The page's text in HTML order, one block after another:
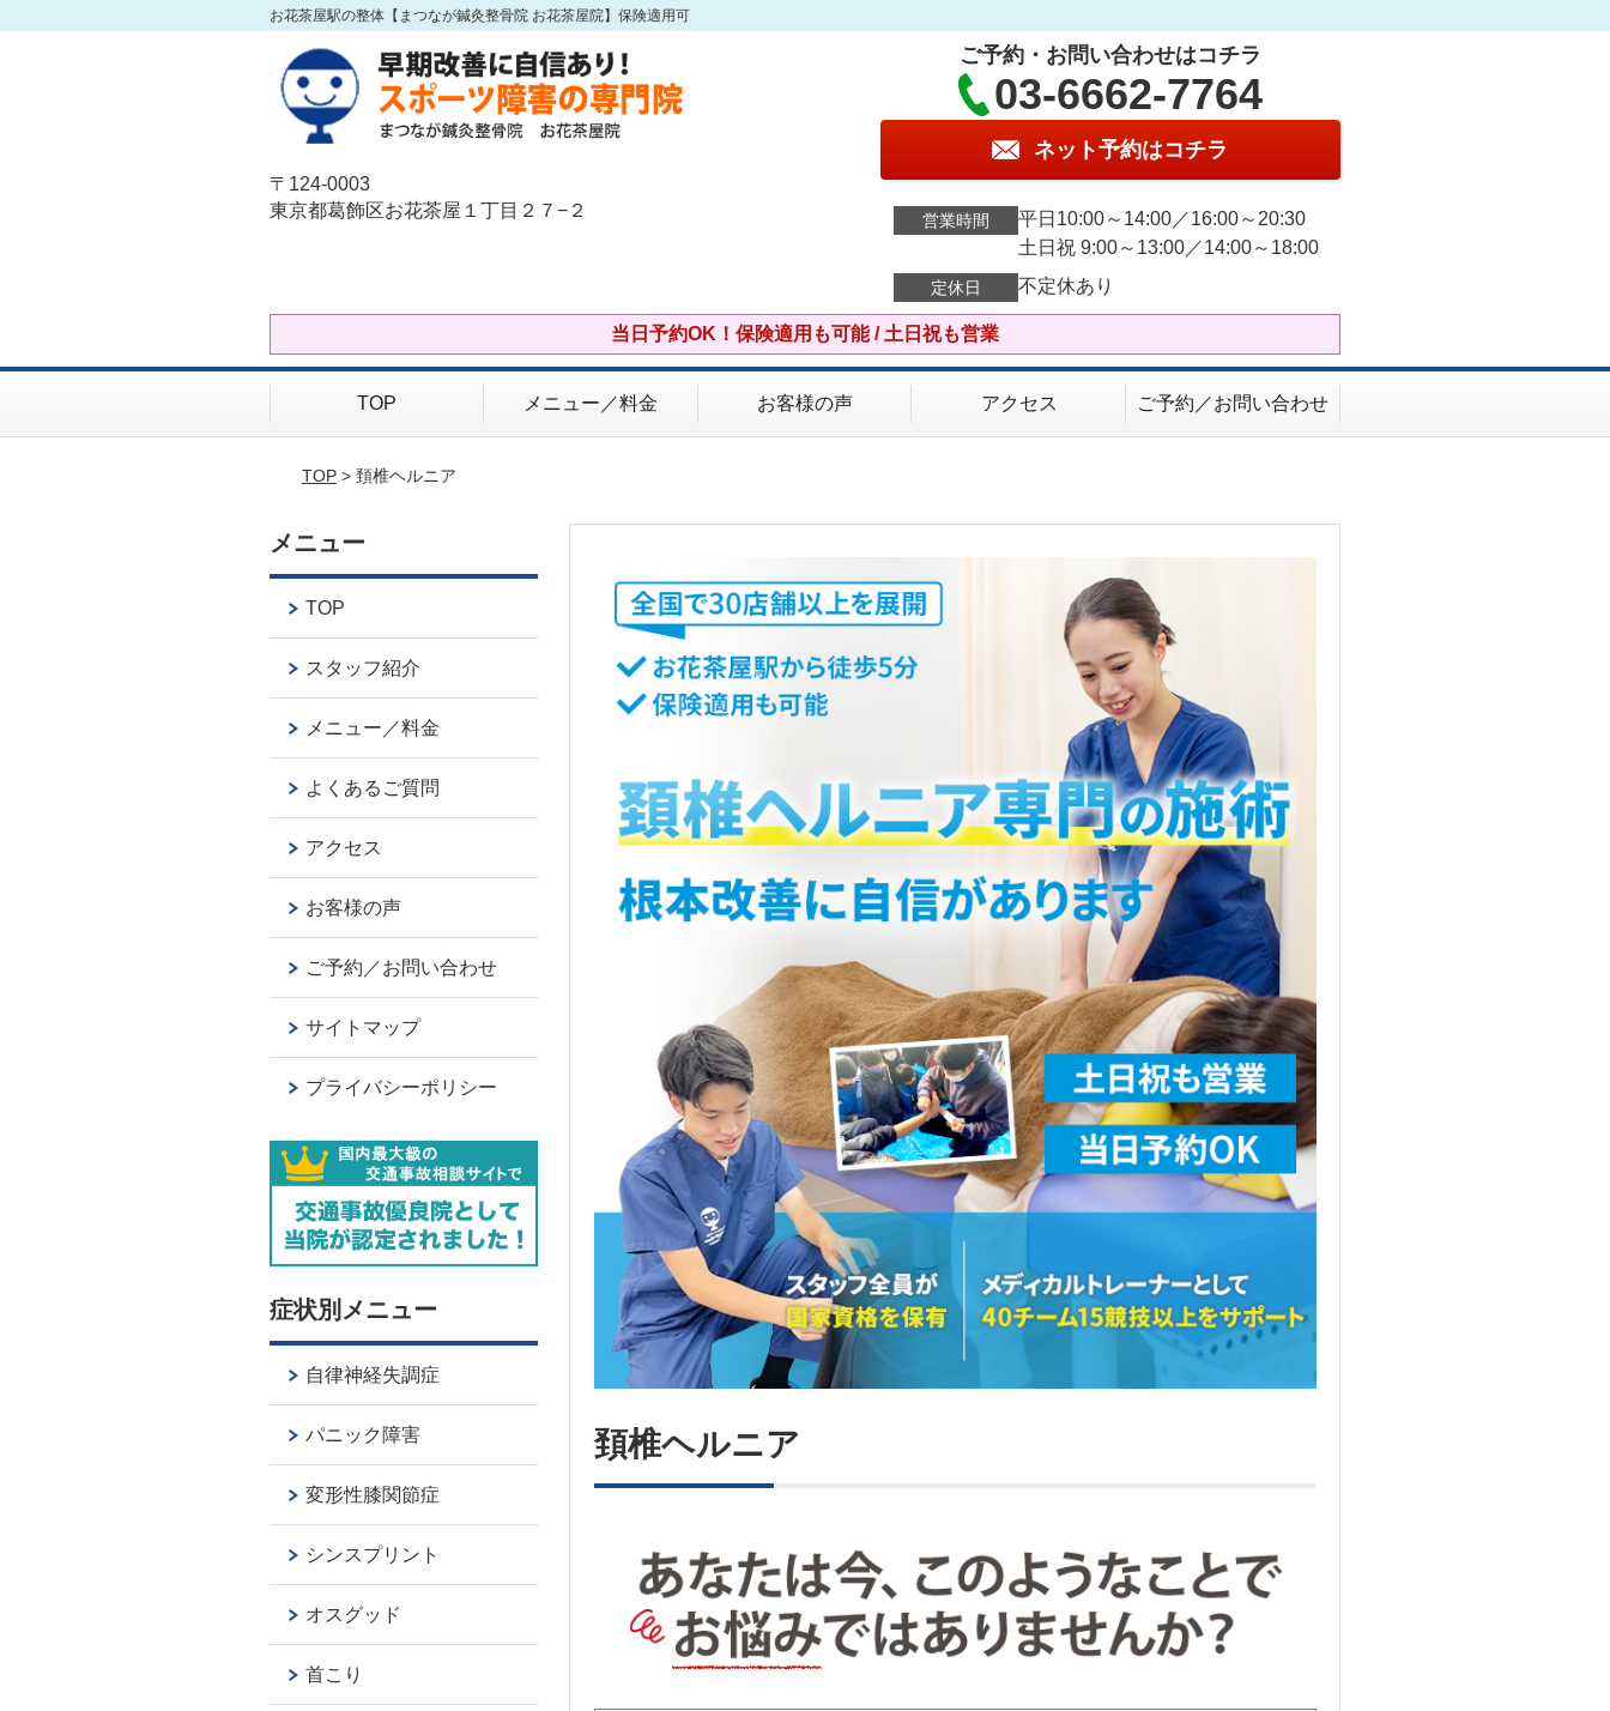
お花茶屋駅の整体【まつなが鍼灸整骨院 お花茶屋院】保険適用可
〒124-0003
東京都葛飾区お花茶屋１丁目２７−２
ご予約・お問い合わせはコチラ
03-6662-7764
ネット予約はコチラ
営業時間
平日10:00～14:00／16:00～20:30
土日祝 9:00～13:00／14:00～18:00
定休日 不定休あり
当日予約OK！保険適用も可能 / 土日祝も営業
TOP メニュー／料金 お客様の声 アクセス ご予約／お問い合わせ
TOP> 頚椎ヘルニア
頚椎ヘルニア
メニュー
TOP
スタッフ紹介
メニュー／料金
よくあるご質問
アクセス
お客様の声
ご予約／お問い合わせ
サイトマップ
プライバシーポリシー
症状別メニュー
自律神経失調症
パニック障害
変形性膝関節症
シンスプリント
オスグッド
首こり